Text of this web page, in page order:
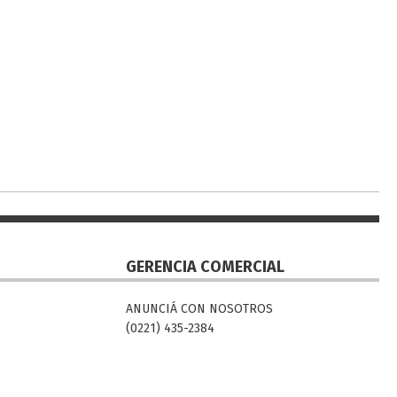
GERENCIA COMERCIAL
ANUNCIÁ CON NOSOTROS
(0221) 435-2384